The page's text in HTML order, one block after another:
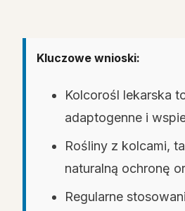
Kluczowe wnioski:
Kolcorośl lekarska
adaptogenne i
Rośliny z kolcami,
naturalną ochronę
Regularne